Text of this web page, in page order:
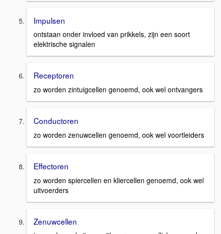
Impulsen
ontstaan onder invloed van prikkels, zijn een soort
elektrische signalen
Receptoren
zo worden zintuigcellen genoemd, ook wel ontvangers
Conductoren
zo worden zenuwcellen genoemd, ook wel voortleiders
Effectoren
zo worden spiercellen en kliercellen genoemd, ook wel
uitvoerders
Zenuwcellen